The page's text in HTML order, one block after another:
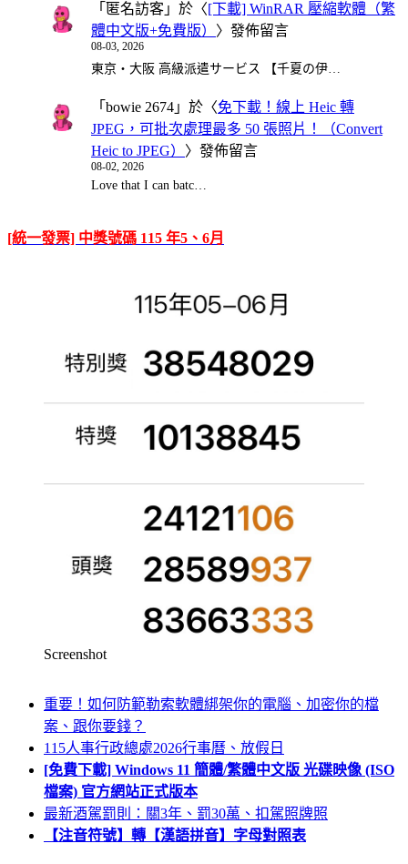
「 匿名訪客 」於〈[下載] WinRAR 壓縮軟體（繁
體中文版+免費版） 〉發佈留言
08-03, 2026
東京・大阪 高級派遣サービス 【千夏の伊…
「 bowie 2674 」於〈免下載！線上 Heic 轉
JPEG，可批次處理最多 50 張照片！（Convert
Heic to JPEG） 〉發佈留言
08-02, 2026
Love that I can batc…
[統一發票] 中獎號碼 115 年5、6月
Screenshot
重要！如何防範勒索軟體綁架你的電腦、加密你的檔
案、跟你要錢？
115人事行政總處2026行事曆、放假日
[免費下載] Windows 11 簡體/繁體中文版 光碟映像 (ISO
檔案) 官方網站正式版本
最新酒駕罰則：關3年、罰30萬、扣駕照牌照
【注音符號】轉【漢語拼音】字母對照表